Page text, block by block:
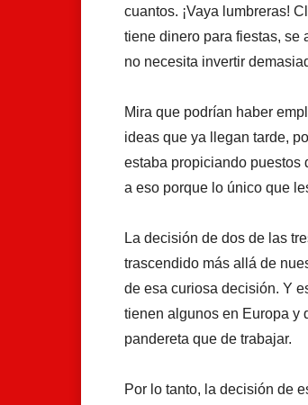
cuantos. ¡Vaya lumbreras!
tiene dinero para fiestas, se
no necesita invertir
Mira que podrían haber
ideas que ya llegan tarde,
estaba propiciando puestos
a eso porque lo único que
La decisión de dos de las
trascendido más allá de
de esa curiosa decisión. Y
tienen algunos en Europa y
pandereta que de trabajar.
Por lo tanto, la decisión de